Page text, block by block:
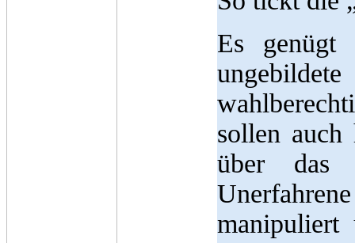
Es genügt
sollen auch
über das
manipuliert